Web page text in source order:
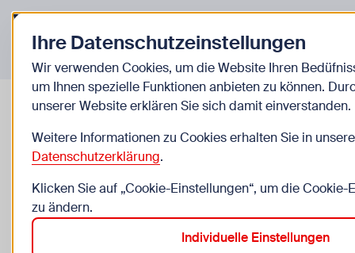
Zurück zur Startseite
Veranstaltungen
Upcycling-Kreativwerkstatt
ab Do, 20.8. bis Mi, 2.9.
6 bis 13 Jahre, nur für Kinder
Recycling-Kosmos, Kirchstetterngasse 60, 1160 Wien
Ihre Datenschutzeinstellungen
Wir verwenden Cookies, um die Website Ihren
um Ihnen spezielle Funktionen anbieten zu können.
unserer Website erklären Sie sich damit einverstanden.
Weitere Informationen zu Cookies erhalten Sie in
Datenschutzerklärung.
Klicken Sie auf „Cookie-Einstellungen“, um die
zu ändern.
Individuelle Einstellungen